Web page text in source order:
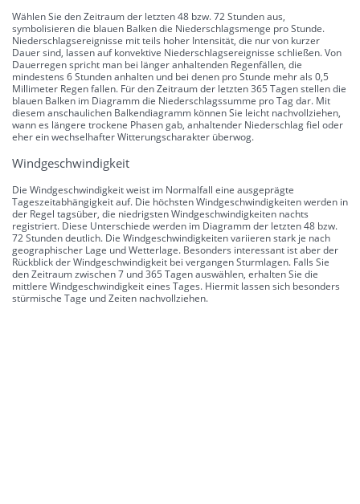
Wählen Sie den Zeitraum der letzten 48 bzw. 72 Stunden aus,
symbolisieren die blauen Balken die Niederschlagsmenge pro Stunde.
Niederschlagsereignisse mit teils hoher Intensität, die nur von kurzer
Dauer sind, lassen auf konvektive Niederschlagsereignisse schließen. Von
Dauerregen spricht man bei länger anhaltenden Regenfällen, die
mindestens 6 Stunden anhalten und bei denen pro Stunde mehr als 0,5
Millimeter Regen fallen. Für den Zeitraum der letzten 365 Tagen stellen die
blauen Balken im Diagramm die Niederschlagssumme pro Tag dar. Mit
diesem anschaulichen Balkendiagramm können Sie leicht nachvollziehen,
wann es längere trockene Phasen gab, anhaltender Niederschlag fiel oder
eher ein wechselhafter Witterungscharakter überwog.
Windgeschwindigkeit
Die Windgeschwindigkeit weist im Normalfall eine ausgeprägte
Tageszeitabhängigkeit auf. Die höchsten Windgeschwindigkeiten werden in
der Regel tagsüber, die niedrigsten Windgeschwindigkeiten nachts
registriert. Diese Unterschiede werden im Diagramm der letzten 48 bzw.
72 Stunden deutlich. Die Windgeschwindigkeiten variieren stark je nach
geographischer Lage und Wetterlage. Besonders interessant ist aber der
Rückblick der Windgeschwindigkeit bei vergangen Sturmlagen. Falls Sie
den Zeitraum zwischen 7 und 365 Tagen auswählen, erhalten Sie die
mittlere Windgeschwindigkeit eines Tages. Hiermit lassen sich besonders
stürmische Tage und Zeiten nachvollziehen.